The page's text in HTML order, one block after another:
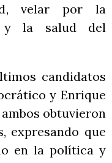
velar por la
y la salud del
candidatos
y Enrique
obtuvieron
expresando que
en la política y